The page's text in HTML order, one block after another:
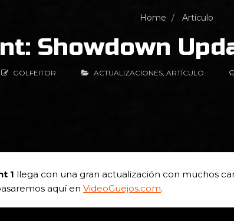
Home Artículo
Showdown
GOLFEITOR ACTUALIZACIONES, ARTÍCULO
1 llega con una gran actualización con muchos
aquí en VideoGuejos.com.